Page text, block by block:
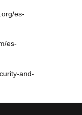
es-
es-
and-